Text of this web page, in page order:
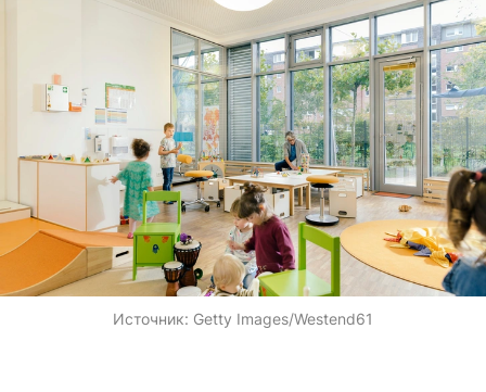
Источник: Getty Images/Westend61